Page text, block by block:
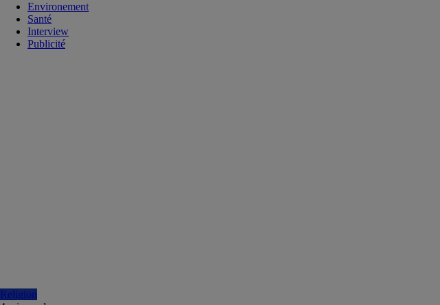
Environement
Santé
Interview
Publicité
Religion